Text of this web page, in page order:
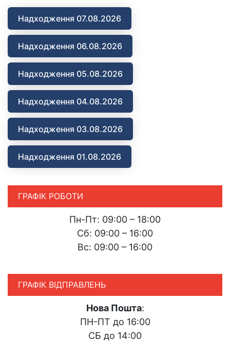
Надходження 07.08.2026
Надходження 06.08.2026
Надходження 05.08.2026
Надходження 04.08.2026
Надходження 03.08.2026
Надходження 01.08.2026
ГРАФІК РОБОТИ
Пн-Пт: 09:00 – 18:00
Сб: 09:00 – 16:00
Вс: 09:00 – 16:00
ГРАФІК ВІДПРАВЛЕНЬ
Нова Пошта:
ПН-ПТ до 16:00
СБ до 14:00